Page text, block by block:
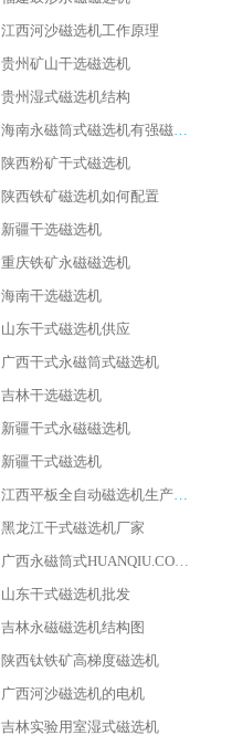
江西河沙磁选机工作原理
贵州矿山干选磁选机
贵州湿式磁选机结构
海南永磁筒式磁选机有强磁的吗
陕西粉矿干式磁选机
陕西铁矿磁选机如何配置
新疆干选磁选机
重庆铁矿永磁磁选机
海南干选磁选机
山东干式磁选机供应
广西干式永磁筒式磁选机
吉林干选磁选机
新疆干式永磁磁选机
新疆干式磁选机
江西平板全自动磁选机生产厂家
黑龙江干式磁选机厂家
广西永磁筒式HUANQIU.COM环球体育(中国大陆)科技公司
山东干式磁选机批发
吉林永磁磁选机结构图
陕西钛铁矿高梯度磁选机
广西河沙磁选机的电机
吉林实验用室湿式磁选机